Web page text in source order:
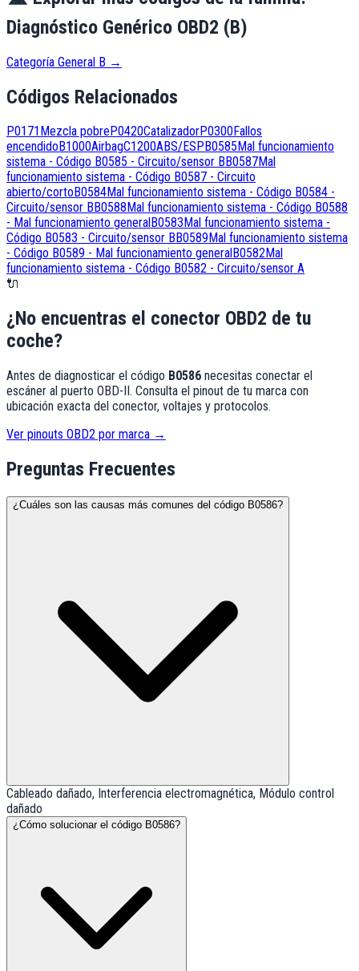
Diagnóstico Genérico OBD2 (B)
Categoría General B →
Códigos Relacionados
P0171 Mezcla pobre P0420CatalizadorP0300 Fallos
encendido B1000AirbagC1200ABS/ESP B0585 Mal funcionamiento
sistema - Código B0585 - Circuito/sensor B B0587Mal
funcionamiento sistema - Código B0587 - Circuito
abierto/corto B0584Mal funcionamiento sistema - Código B0584 -
Circuito/sensor B B0588 Mal funcionamiento sistema - Código B0588
- Mal funcionamiento general B0583 Mal funcionamiento sistema -
Código B0583 - Circuito/sensor B B0589 Mal funcionamiento sistema
- Código B0589 - Mal funcionamiento general B0582Mal
funcionamiento sistema - Código B0582 - Circuito/sensor A
🔌
¿No encuentras el conector OBD2 de tu
coche?
Antes de diagnosticar el código B0586 necesitas conectar el
escáner al puerto OBD-II. Consulta el pinout de tu marca con
ubicación exacta del conector, voltajes y protocolos.
Ver pinouts OBD2 por marca →
Preguntas Frecuentes
¿Cuáles son las causas más comunes del código B0586?
Cableado dañado, Interferencia electromagnética, Módulo control
dañado
¿Cómo solucionar el código B0586?